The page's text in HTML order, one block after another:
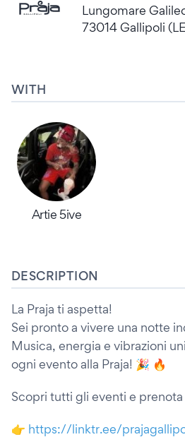
Lungomare
73014 Gallipoli
WITH
Artie 5ive
DESCRIPTION
La Praja ti aspetta!
Sei pronto a vivere una notte
Musica, energia e vibrazioni
ogni evento alla Praja! 🎉 🔥
Scopri tutti gli eventi e prenota
👉 https://linktr.ee/